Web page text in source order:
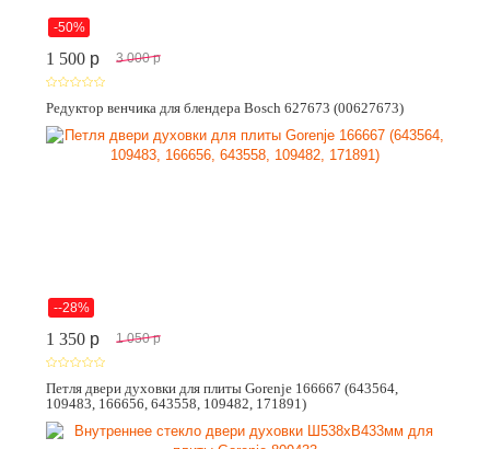
-50%
1 500 p 3 000 p
Редуктор венчика для блендера Bosch 627673 (00627673)
--28%
1 350 p 1 050 p
Петля двери духовки для плиты Gorenje 166667 (643564,
109483, 166656, 643558, 109482, 171891)